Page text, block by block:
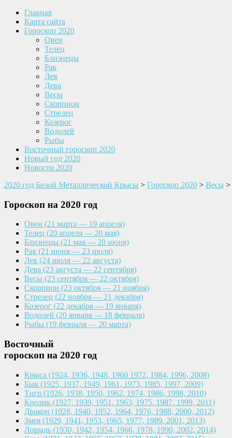
Главная
Карта сайта
Гороскоп 2020
Овен
Телец
Близнецы
Рак
Лев
Дева
Весы
Скорпион
Стрелец
Козерог
Водолей
Рыбы
Восточный гороскоп 2020
Новый год 2020
Новости 2020
2020 год Белой Металлической Крысы > Гороскоп 2020 > Весы >
Гороскоп на 2020 год
Овен (21 марта — 19 апреля)
Телец (20 апреля — 20 мая)
Близнецы (21 мая — 20 июня)
Рак (21 июня — 23 июля)
Лев (24 июля — 22 августа)
Дева (23 августа — 22 сентября)
Весы (23 сентября — 22 октября)
Скорпион (23 октября — 21 ноября)
Стрелец (22 ноября — 21 декабря)
Козерог (22 декабря — 19 января)
Водолей (20 января — 18 февраля)
Рыбы (19 февраля — 20 марта)
Восточный
гороскоп на 2020 год
Крыса (1924, 1936, 1948, 1960 1972, 1984, 1996, 2008)
Бык (1925, 1937, 1949, 1961, 1973, 1985, 1997, 2009)
Тигр (1926, 1938, 1950, 1962, 1974, 1986, 1998, 2010)
Кролик (1927, 1939, 1951, 1963, 1975, 1987, 1999, 2011)
Дракон (1928, 1940, 1952, 1964, 1976, 1988, 2000, 2012)
Змея (1929, 1941, 1953, 1965, 1977, 1989, 2001, 2013)
Лошадь (1930, 1942, 1954, 1966, 1978, 1990, 2002, 2014)